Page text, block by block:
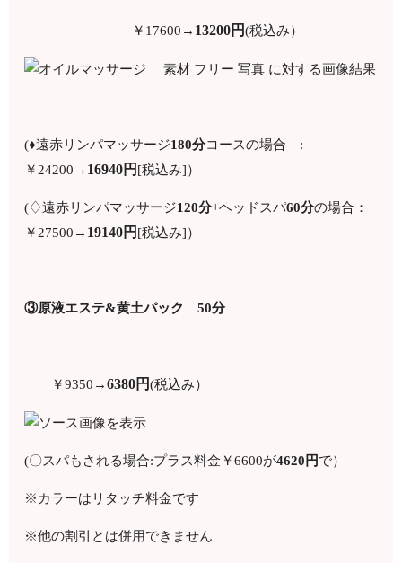
￥17600→ 13200円(税込み）
(♦遠赤リンパマッサージ180分コースの場合 :
￥24200→ 16940円 [税込み]）
(♢遠赤リンパマッサージ120分+ヘッドスパ60分の場合：
￥27500→ 19140円 [税込み]）
③原液エステ&黄土パック 50分
￥9350→6380円(税込み）
(〇スパもされる場合:プラス料金￥6600が4620円で）
※カラーはリタッチ料金です
※他の割引とは併用できません